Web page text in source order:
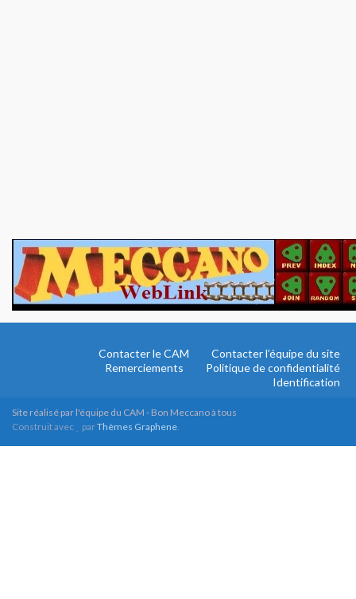
Contacter le CAM
Contacter l’équipe du site
Remerciements
Politique de confidentialité
Identification
Site réalisé par l'équipe du CAM - Bon Meccano à tous
Construit avec
parThèmes Graphene.